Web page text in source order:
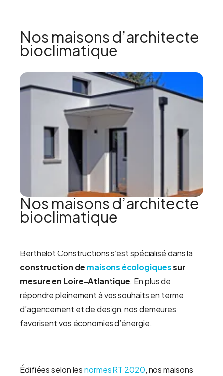
Nos maisons d’architecte
bioclimatique
Nos maisons d’architecte
bioclimatique
Berthelot Constructions s’est spécialisé dans la
construction demaisons écologiquessur
mesureen Loire-Atlantique. En plus de
répondre pleinement à vos souhaits en terme
d’agencement et de design, nos demeures
favorisent vos économies d’énergie.
Édifiées selon lesnormes RT 2020, nos maisons